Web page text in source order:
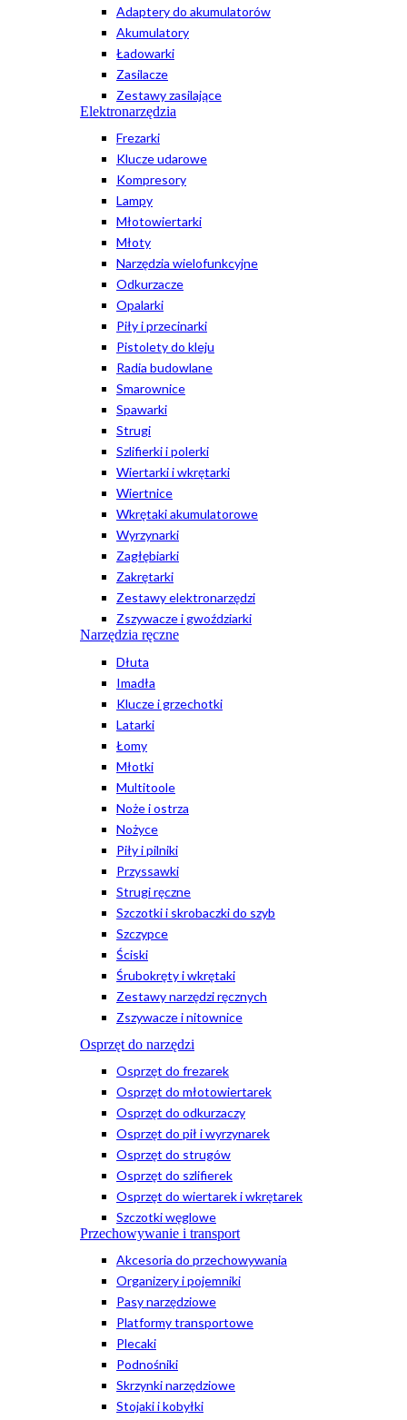
Adaptery do akumulatorów
Akumulatory
Ładowarki
Zasilacze
Zestawy zasilające
Elektronarzędzia
Frezarki
Klucze udarowe
Kompresory
Lampy
Młotowiertarki
Młoty
Narzędzia wielofunkcyjne
Odkurzacze
Opalarki
Piły i przecinarki
Pistolety do kleju
Radia budowlane
Smarownice
Spawarki
Strugi
Szlifierki i polerki
Wiertarki i wkrętarki
Wiertnice
Wkrętaki akumulatorowe
Wyrzynarki
Zagłębiarki
Zakrętarki
Zestawy elektronarzędzi
Zszywacze i gwoździarki
Narzędzia ręczne
Dłuta
Imadła
Klucze i grzechotki
Latarki
Łomy
Młotki
Multitoole
Noże i ostrza
Nożyce
Piły i pilniki
Przyssawki
Strugi ręczne
Szczotki i skrobaczki do szyb
Szczypce
Ściski
Śrubokręty i wkrętaki
Zestawy narzędzi ręcznych
Zszywacze i nitownice
Osprzęt do narzędzi
Osprzęt do frezarek
Osprzęt do młotowiertarek
Osprzęt do odkurzaczy
Osprzęt do pił i wyrzynarek
Osprzęt do strugów
Osprzęt do szlifierek
Osprzęt do wiertarek i wkrętarek
Szczotki węglowe
Przechowywanie i transport
Akcesoria do przechowywania
Organizery i pojemniki
Pasy narzędziowe
Platformy transportowe
Plecaki
Podnośniki
Skrzynki narzędziowe
Stojaki i kobyłki